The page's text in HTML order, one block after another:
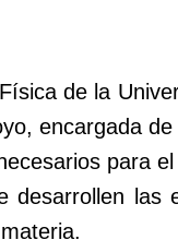
de la
encargada
para
las